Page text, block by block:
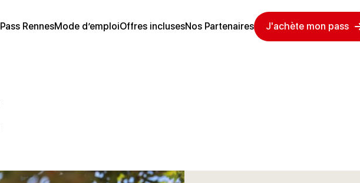
Pass RennesMode d’emploiOffres inclusesNos Partenaires J'achète mon pass